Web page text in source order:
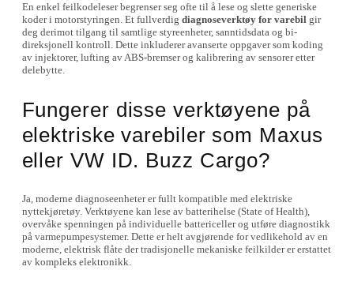
En enkel feilkodeleser begrenser seg ofte til å lese og slette generiske
koder i motorstyringen. Et fullverdig diagnoseverktøy for varebilgir
deg derimot tilgang til samtlige styreenheter, sanntidsdata og bi-
direksjonell kontroll. Dette inkluderer avanserte oppgaver som koding
av injektorer, lufting av ABS-bremser og kalibrering av sensorer etter
delebytte.
Fungerer disse verktøyene på
elektriske varebiler som Maxus
eller VW ID. Buzz Cargo?
Ja, moderne diagnoseenheter er fullt kompatible med elektriske
nyttekjøretøy. Verktøyene kan lese av batterihelse (State of Health),
overvåke spenningen på individuelle battericeller og utføre diagnostikk
på varmepumpesystemer. Dette er helt avgjørende for vedlikehold av en
moderne, elektrisk flåte der tradisjonelle mekaniske feilkilder er erstattet
av kompleks elektronikk.